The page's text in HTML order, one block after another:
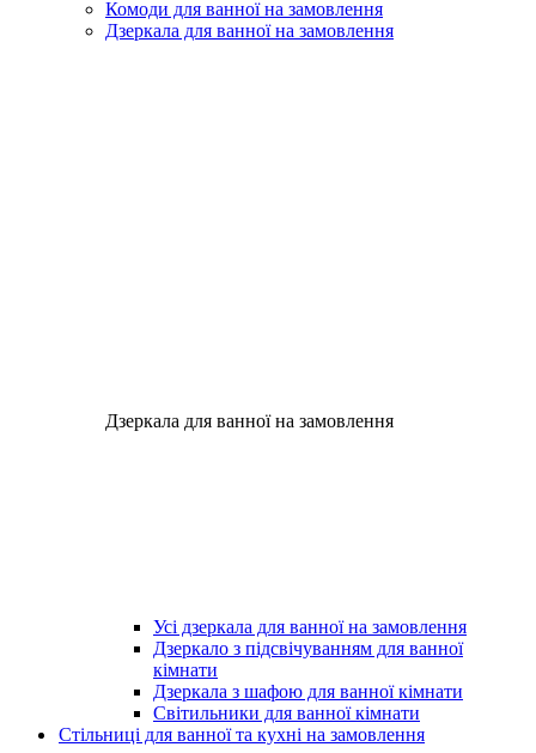
Комоди для ванної на замовлення
Дзеркала для ванної на замовлення
Дзеркала для ванної на замовлення
Усі дзеркала для ванної на замовлення
Дзеркало з підсвічуванням для ванної
кімнати
Дзеркала з шафою для ванної кімнати
Світильники для ванної кімнати
Стільниці для ванної та кухні на замовлення